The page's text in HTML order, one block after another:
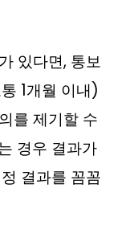
있다면, 통보
1개월 이내)
를 제기할 수
경우 결과가
결과를 꼼꼼